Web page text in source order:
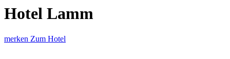
Hotel Lamm
merken Zum Hotel